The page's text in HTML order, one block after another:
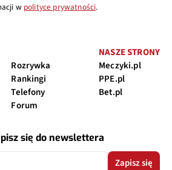
w polityce prywatności.
Rozrywka
Rankingi
Telefony
Forum
NASZE STRONY
Meczyki.pl
PPE.pl
Bet.pl
się do newslettera
Zapisz się